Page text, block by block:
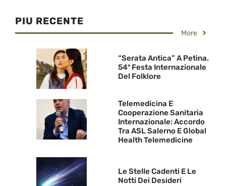
PIU RECENTE
More
“Serata Antica” A Petina.
54ª Festa Internazionale
Del Folklore
Telemedicina E
Cooperazione Sanitaria
Internazionale: Accordo
Tra ASL Salerno E Global
Health Telemedicine
Le Stelle Cadenti E Le
Notti Dei Desideri